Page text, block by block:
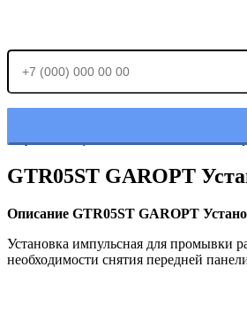
Отправляя заявку, Вы соглашаетесь сполитикой
GTR05ST GAROPT
Описание GTR05ST GAROPT
Установка импульсная для промывки
необходимости снятия передней